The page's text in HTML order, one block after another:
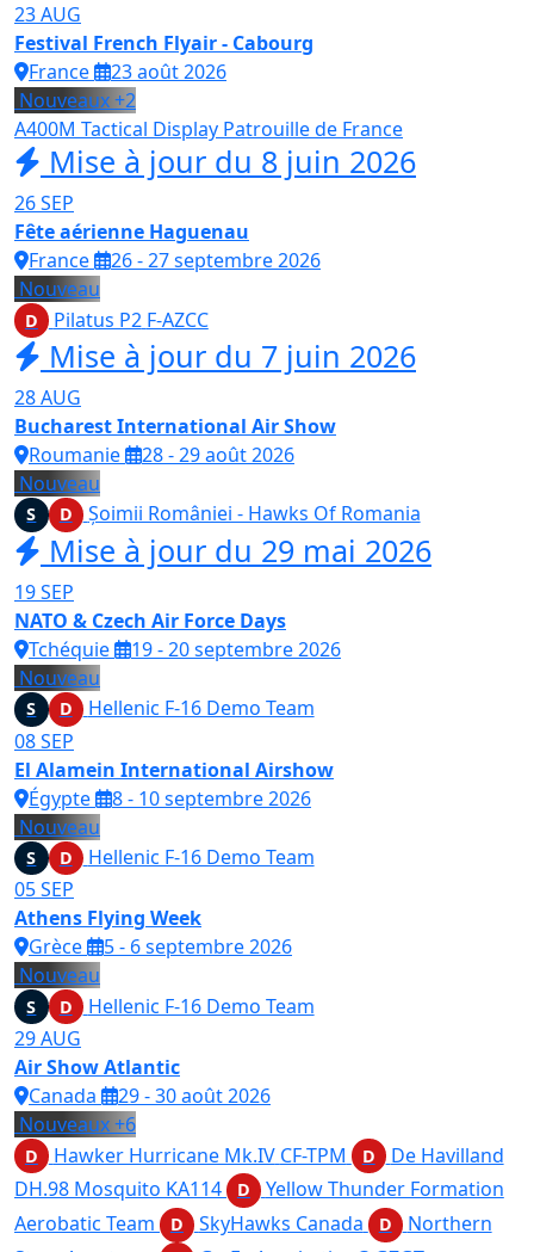
23AUG
Festival French Flyair - Cabourg
France
23 août 2026
Nouveaux+2
A400M Tactical Display Patrouille de France
Mise à jour du 8 juin 2026
26SEP
Fête aérienne Haguenau
France
26 - 27 septembre 2026
Nouveau
D Pilatus P2 F-AZCC
Mise à jour du 7 juin 2026
28AUG
Bucharest International Air Show
Roumanie
28 - 29 août 2026
Nouveau
S D Șoimii României - Hawks Of Romania
Mise à jour du 29 mai 2026
19SEP
NATO & Czech Air Force Days
Tchéquie
19 - 20 septembre 2026
Nouveau
S D
Hellenic F-16 Demo Team
08SEP
El Alamein International Airshow
Égypte
8 - 10 septembre 2026
Nouveau
S D
Hellenic F-16 Demo Team
05SEP
Athens Flying Week
Grèce
5 - 6 septembre 2026
Nouveau
S D
Hellenic F-16 Demo Team
29AUG
Air Show Atlantic
Canada
29 - 30 août 2026
Nouveaux+6
D Hawker Hurricane Mk.IV CF-TPM D
De Havilland
DH.98 Mosquito KA114 D
Yellow Thunder Formation
Aerobatic Team
D SkyHawks Canada D
Northern